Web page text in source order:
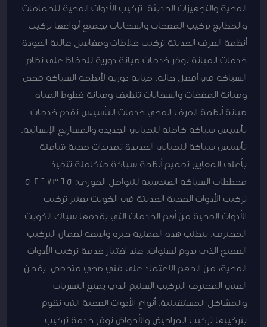
الصحية والتجهيزات الحديثة. تركيب الأدوات الصحية للحمامات
والمطابخ تركيب المضخات والسخانات بجميع أنواعها تركيب
أنظمة الصرف الحديثة تركيب خلاطات ومغاسل عالية الجودة
خدمات الصيانة نوفر خدمات صيانة دورية للحفاظ على نظام
السباكة في أفضل حالة. صيانة دورية لأنظمة السباكة فحص
وصيانة المضخات والسخانات تنظيف وصيانة خطوط المياه
صيانة أنظمة الصرف الصحي خدمات التأسيس نقدم خدمات
تأسيس سباكة كاملة للمباني الجديدة والمشاريع الإنشائية.
تأسيس سباكة للمباني الجديدة تمديدات صحية شاملة
بأعلى المعايير تصميم أنظمة سباكة متكاملة تنفيذ
مخططات السباكة الهندسية للتواصل الفوري: 50267365
تركيب الأدوات الصحية الحديثة في الكويت يعتبر تركيب
الأدوات الصحية من أهم الخدمات التي يقدمها سباك الكويت
المحترف. تتطلب هذه العملية خبرة واسعة لضمان التركيب
الصحيح الذي يدوم لسنوات. عند اختيار خدمة تركيب الأدوات
الصحية، من المهم الاعتماد على فني صحي متخصص. يضمن
الفني المحترف التركيب السليم الذي يمنع التسربات
والمشاكل المستقبلية. أنواع الأدوات الصحية التي نقوم
بتركيبها تركيب المراحيض والأحواض نوفر خدمة تركيب